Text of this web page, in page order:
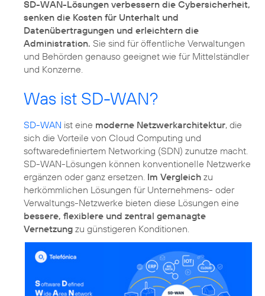
SD-WAN-Lösungen verbessern die Cybersicherheit,
senken die Kosten für Unterhalt und
Datenübertragungen und erleichtern die
Administration. Sie sind für öffentliche Verwaltungen
und Behörden genauso geeignet wie für Mittelständler
und Konzerne.
Was ist SD-WAN?
SD-WAN ist eine moderne Netzwerkarchitektur, die
sich die Vorteile von Cloud Computing und
softwaredefiniertem Networking (SDN) zunutze macht.
SD-WAN-Lösungen können konventionelle Netzwerke
ergänzen oder ganz ersetzen. Im Vergleich zu
herkömmlichen Lösungen für Unternehmens- oder
Verwaltungs-Netzwerke bieten diese Lösungen eine
bessere, flexiblere und zentral gemanagte
Vernetzung zu günstigeren Konditionen.